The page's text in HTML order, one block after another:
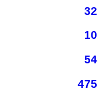
32
10
54
475